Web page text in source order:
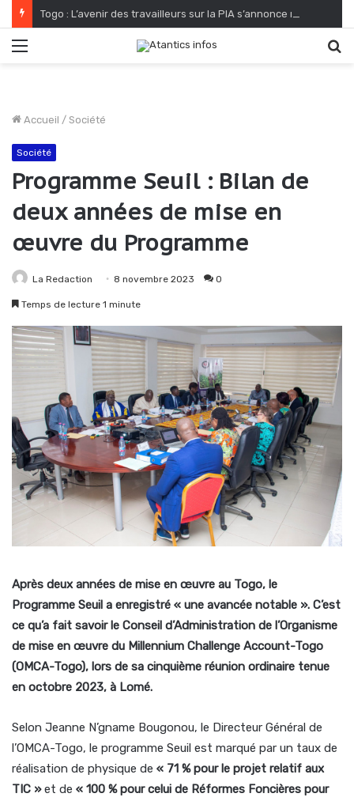
Accueil / Société
Société
Programme Seuil : Bilan de
deux années de mise en
œuvre du Programme
La Redaction 8 novembre 2023 0
Temps de lecture 1 minute
Après deux années de mise en œuvre au Togo, le
Programme Seuil a enregistré « une avancée notable ». C’est
ce qu’a fait savoir le Conseil d’Administration de l’Organisme
de mise en œuvre du Millennium Challenge Account-Togo
(OMCA-Togo), lors de sa cinquième réunion ordinaire tenue
en octobre 2023, à Lomé.
Selon Jeanne N’gname Bougonou, le Directeur Général de
l’OMCA-Togo, le programme Seuil est marqué par un taux de
réalisation de physique de « 71 % pour le projet relatif aux
TIC »et de « 100 % pour celui de Réformes Foncières pour